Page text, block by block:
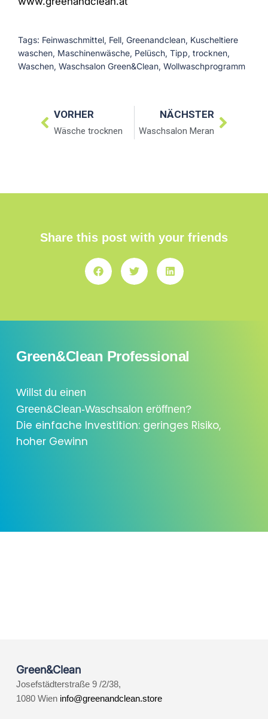
Tags: Feinwaschmittel, Fell, Greenandclean, Kuscheltiere
waschen, Maschinenwäsche, Pelüsch, Tipp, trocknen,
Waschen, Waschsalon Green&Clean, Wollwaschprogramm
VORHER
Wäsche trocknen
NÄCHSTER
Waschsalon Meran
Share this post with your friends
Green&Clean Professional
Willst du einen
Green&Clean-Waschsalon eröffnen?
Die einfache Investition: geringes Risiko,
hoher Gewinn
Green&Clean
Josefstädterstraße 9 /2/38,
1080 Wien info@greenandclean.store